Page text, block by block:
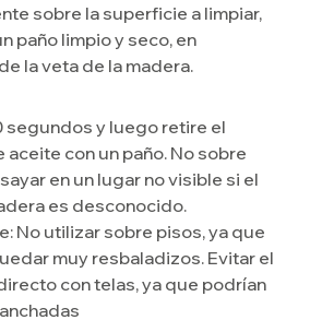
sobre la superficie a limpiar,
paño limpio y seco, en
la veta de la madera.
segundos y luego retire el
aceite con un paño. No sobre
en un lugar no visible si el
es desconocido.
No utilizar sobre pisos, ya que
muy resbaladizos. Evitar el
con telas, ya que podrían